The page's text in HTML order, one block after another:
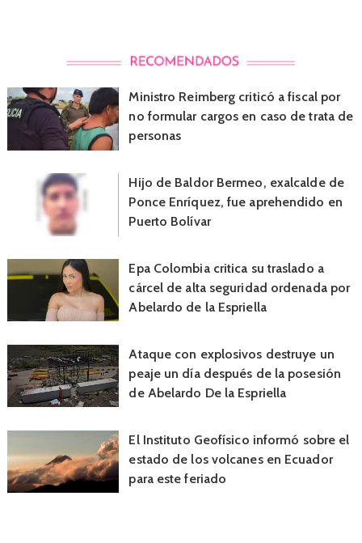
Ministro Reimberg criticó a fiscal por
no formular cargos en caso de trata de
personas
Hijo de Baldor Bermeo, exalcalde de
Ponce Enríquez, fue aprehendido en
Puerto Bolívar
Epa Colombia critica su traslado a
cárcel de alta seguridad ordenada por
Abelardo de la Espriella
Ataque con explosivos destruye un
peaje un día después de la posesión
de Abelardo De la Espriella
El Instituto Geofísico informó sobre el
estado de los volcanes en Ecuador
para este feriado